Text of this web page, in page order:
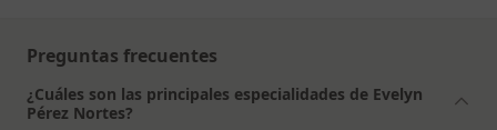
Preguntas frecuentes
¿Cuáles son las principales especialidades de Evelyn
Pérez Nortes?